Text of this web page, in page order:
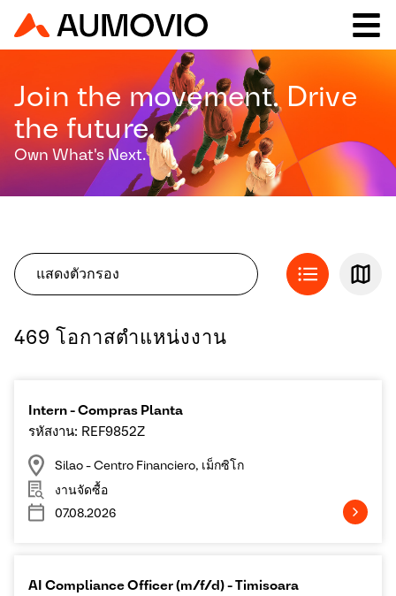
Join the movement. Drive
the future.
Own What's Next.
แสดงตัวกรอง
469 โอกาสตำแหน่งงาน
Intern - Compras Planta
รหัสงาน: REF9852Z
Silao - Centro Financiero, เม็กซิโก
งานจัดซื้อ
07.08.2026
AI Compliance Officer (m/f/d) - Timisoara